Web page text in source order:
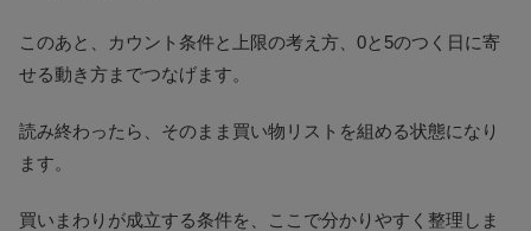
このあと、カウント条件と上限の考え方、0と5のつく日に寄
せる動き方までつなげます。
読み終わったら、そのまま買い物リストを組める状態になり
ます。
買いまわりが成立する条件を、ここで分かりやすく整理しま